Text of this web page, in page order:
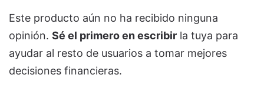
Este producto aún no ha recibido ninguna
opinión. Sé el primero en escribir la tuya para
ayudar al resto de usuarios a tomar mejores
decisiones financieras.